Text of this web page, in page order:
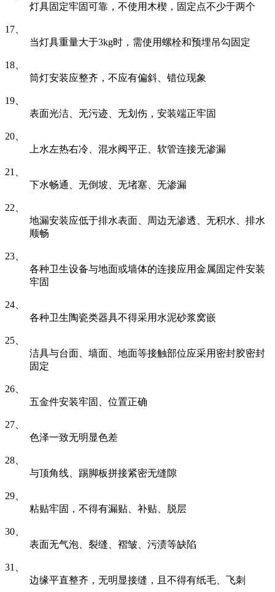
灯具固定牢固可靠，不使用木楔，固定点不少于两个
17、
当灯具重量大于3kg时，需使用螺栓和预埋吊勾固定
18、
筒灯安装应整齐，不应有偏斜、错位现象
19、
表面光洁、无污迹、无划伤，安装端正牢固
20、
上水左热右冷、混水阀平正、软管连接无渗漏
21、
下水畅通、无倒坡、无堵塞、无渗漏
22、
地漏安装应低于排水表面、周边无渗透、无积水、排水
顺畅
23、
各种卫生设备与地面或墙体的连接应用金属固定件安装
牢固
24、
各种卫生陶瓷类器具不得采用水泥砂浆窝嵌
25、
洁具与台面、墙面、地面等接触部位应采用密封胶密封
固定
26、
五金件安装牢固、位置正确
27、
色泽一致无明显色差
28、
与顶角线、踢脚板拼接紧密无缝隙
29、
粘贴牢固，不得有漏贴、补贴、脱层
30、
表面无气泡、裂缝、褶皱、污渍等缺陷
31、
边缘平直整齐，无明显接缝，且不得有纸毛、飞刺